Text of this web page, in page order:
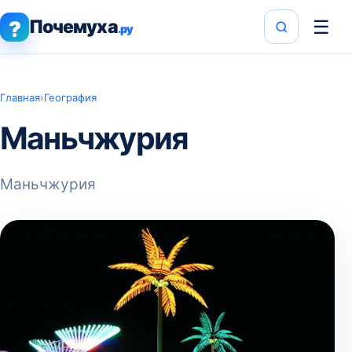
? Почемуха.ру ☰
Главная›География
Маньчжурия
Маньчжурия